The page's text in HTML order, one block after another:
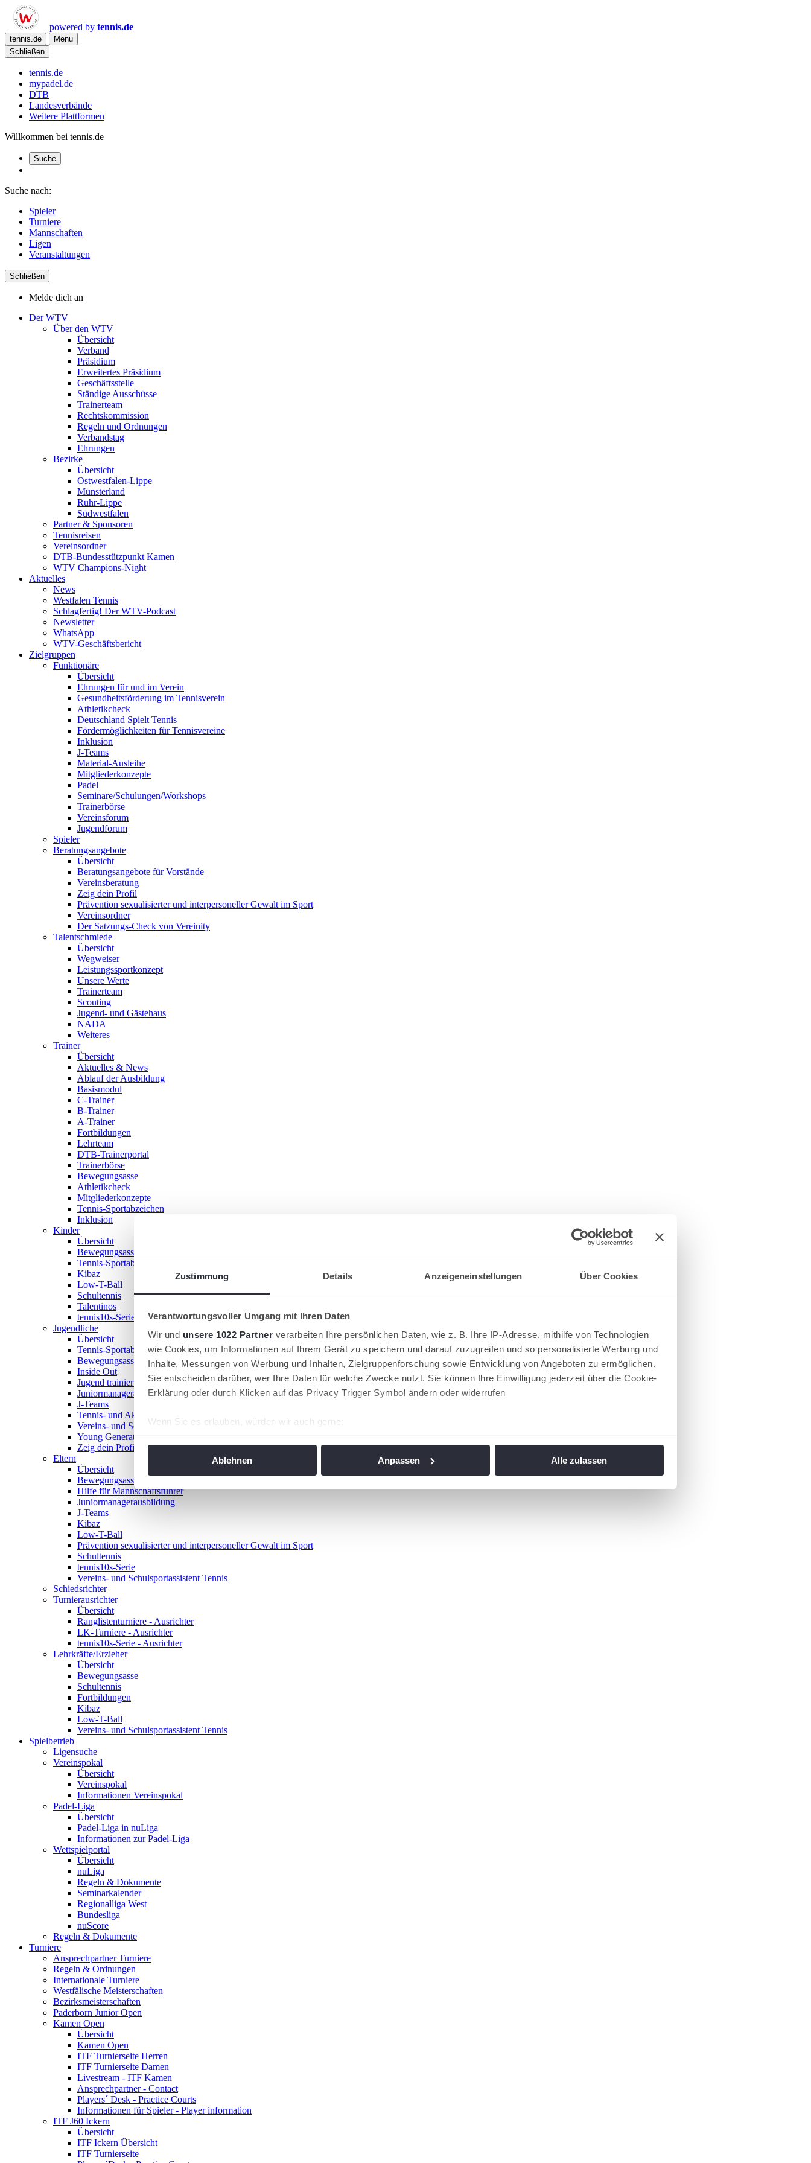
Zustimmung Details Anzeigeneinstellungen Über Cookies
Verantwortungsvoller Umgang mit Ihren Daten
Wir und unsere 1022 Partner verarbeiten Ihre persönlichen Daten, wie z. B. Ihre IP-Adresse, mithilfe von Technologien
wie Cookies, um Informationen auf Ihrem Gerät zu speichern und darauf zuzugreifen und so personalisierte Werbung und
Inhalte, Messungen von Werbung und Inhalten, Zielgruppenforschung sowie Entwicklung von Angeboten zu ermöglichen.
Sie entscheiden darüber, wer Ihre Daten für welche Zwecke nutzt. Sie können Ihre Einwilligung jederzeit über die Cookie-
Erklärung oder durch Klicken auf das Privacy Trigger Symbol ändern oder widerrufen
Wenn Sie es erlauben, würden wir auch gerne:
Website an unsere Partner für soziale Medien, Werbung und Analysen weiter. Unsere Partner führen diese Informationen
angepasst werden.
Ablehnen Anpassen Alle zulassen
powered by tennis.de
tennis.de
Menu
Schließen
tennis.de
mypadel.de
DTB
Landesverbände
Weitere Plattformen
Willkommen bei tennis.de
Suche
Suche nach:
Spieler
Turniere
Mannschaften
Ligen
Veranstaltungen
Schließen
Melde dich an
Der WTV
Über den WTV
Übersicht
Verband
Präsidium
Erweitertes Präsidium
Geschäftsstelle
Ständige Ausschüsse
Trainerteam
Rechtskommission
Regeln und Ordnungen
Verbandstag
Ehrungen
Bezirke
Übersicht
Ostwestfalen-Lippe
Münsterland
Ruhr-Lippe
Südwestfalen
Partner & Sponsoren
Tennisreisen
Vereinsordner
DTB-Bundesstützpunkt Kamen
WTV Champions-Night
Aktuelles
News
Westfalen Tennis
Schlagfertig! Der WTV-Podcast
Newsletter
WhatsApp
WTV-Geschäftsbericht
Zielgruppen
Funktionäre
Übersicht
Ehrungen für und im Verein
Gesundheitsförderung im Tennisverein
Athletikcheck
Deutschland Spielt Tennis
Fördermöglichkeiten für Tennisvereine
Inklusion
J-Teams
Material-Ausleihe
Mitgliederkonzepte
Padel
Seminare/Schulungen/Workshops
Trainerbörse
Vereinsforum
Jugendforum
Spieler
Beratungsangebote
Übersicht
Beratungsangebote für Vorstände
Vereinsberatung
Zeig dein Profil
Prävention sexualisierter und interpersoneller Gewalt im Sport
Vereinsordner
Der Satzungs-Check von Vereinity
Talentschmiede
Übersicht
Wegweiser
Leistungssportkonzept
Unsere Werte
Trainerteam
Scouting
Jugend- und Gästehaus
NADA
Weiteres
Trainer
Übersicht
Aktuelles & News
Ablauf der Ausbildung
Basismodul
C-Trainer
B-Trainer
A-Trainer
Fortbildungen
Lehrteam
DTB-Trainerportal
Trainerbörse
Bewegungsasse
Athletikcheck
Mitgliederkonzepte
Tennis-Sportabzeichen
Inklusion
Kinder
Übersicht
Bewegungsasse
Tennis-Sportabzeichen
Kibaz
Low-T-Ball
Schultennis
Talentinos
tennis10s-Serie
Jugendliche
Übersicht
Tennis-Sportabzeichen
Bewegungsasse
Inside Out
Jugend trainiert für Olympia
Juniormanagerausbildung
J-Teams
Tennis- und Aktivwoche
Vereins- und Schulsportassistent Tennis
Young Generation Award
Zeig dein Profil
Eltern
Übersicht
Bewegungsasse
Hilfe für Mannschaftsführer
Juniormanagerausbildung
J-Teams
Kibaz
Low-T-Ball
Prävention sexualisierter und interpersoneller Gewalt im Sport
Schultennis
tennis10s-Serie
Vereins- und Schulsportassistent Tennis
Schiedsrichter
Turnierausrichter
Übersicht
Ranglistenturniere - Ausrichter
LK-Turniere - Ausrichter
tennis10s-Serie - Ausrichter
Lehrkräfte/Erzieher
Übersicht
Bewegungsasse
Schultennis
Fortbildungen
Kibaz
Low-T-Ball
Vereins- und Schulsportassistent Tennis
Spielbetrieb
Ligensuche
Vereinspokal
Übersicht
Vereinspokal
Informationen Vereinspokal
Padel-Liga
Übersicht
Padel-Liga in nuLiga
Informationen zur Padel-Liga
Wettspielportal
Übersicht
nuLiga
Regeln & Dokumente
Seminarkalender
Regionalliga West
Bundesliga
nuScore
Regeln & Dokumente
Turniere
Ansprechpartner Turniere
Regeln & Ordnungen
Internationale Turniere
Westfälische Meisterschaften
Bezirksmeisterschaften
Paderborn Junior Open
Kamen Open
Übersicht
Kamen Open
ITF Turnierseite Herren
ITF Turnierseite Damen
Livestream - ITF Kamen
Ansprechpartner - Contact
Players´ Desk - Practice Courts
Informationen für Spieler - Player information
ITF J60 Ickern
Übersicht
ITF Ickern Übersicht
ITF Turnierseite